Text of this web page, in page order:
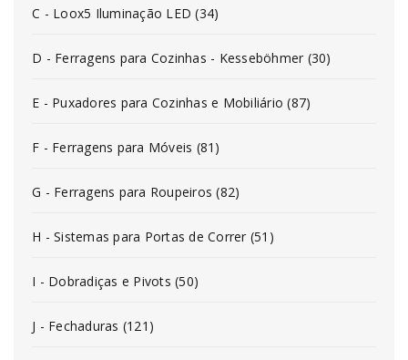
C - Loox5 Iluminação LED (34)
D - Ferragens para Cozinhas - Kesseböhmer (30)
E - Puxadores para Cozinhas e Mobiliário (87)
F - Ferragens para Móveis (81)
G - Ferragens para Roupeiros (82)
H - Sistemas para Portas de Correr (51)
I - Dobradiças e Pivots (50)
J - Fechaduras (121)